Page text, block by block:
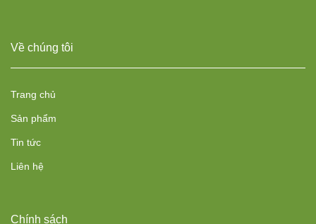
Về chúng tôi
Trang chủ
Sản phẩm
Tin tức
Liên hệ
Chính sách